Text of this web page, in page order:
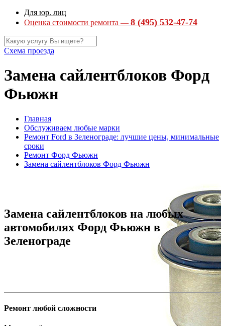
Для юр. лиц
Оценка стоимости ремонта — 8 (495) 532-47-74
Схема проезда
Замена сайлентблоков Форд
Фьюжн
Главная
Обслуживаем любые марки
Ремонт Ford в Зеленограде: лучшие цены, минимальные
сроки
Ремонт Форд Фьюжн
Замена сайлентблоков Форд Фьюжн
Замена сайлентблоков на любых
автомобилях Форд Фьюжн в
Зеленограде
Ремонт любой сложности